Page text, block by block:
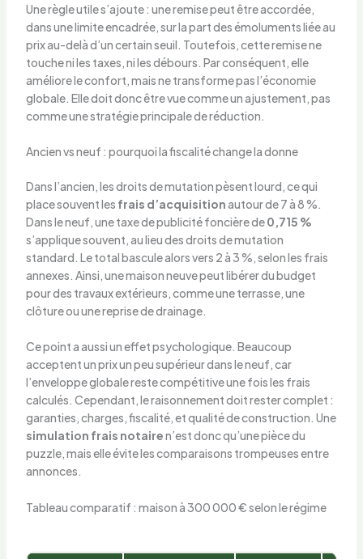
Une règle utile s’ajoute : une remise peut être accordée,
dans une limite encadrée, sur la part des émoluments liée au
prix au-delà d’un certain seuil. Toutefois, cette remise ne
touche ni les taxes, ni les débours. Par conséquent, elle
améliore le confort, mais ne transforme pas l’économie
globale. Elle doit donc être vue comme un ajustement, pas
comme une stratégie principale de réduction.
Ancien vs neuf : pourquoi la fiscalité change la donne
Dans l’ancien, les droits de mutation pèsent lourd, ce qui
place souvent les frais d’acquisitionautour de 7 à 8 %.
Dans le neuf, une taxe de publicité foncière de0,715 %
s’applique souvent, au lieu des droits de mutation
standard. Le total bascule alors vers 2 à 3 %, selon les frais
annexes. Ainsi, une maison neuve peut libérer du budget
pour des travaux extérieurs, comme une terrasse, une
clôture ou une reprise de drainage.
Ce point a aussi un effet psychologique. Beaucoup
acceptent un prix un peu supérieur dans le neuf, car
l’enveloppe globale reste compétitive une fois les frais
calculés. Cependant, le raisonnement doit rester complet :
garanties, charges, fiscalité, et qualité de construction. Une
simulation frais notairen’est donc qu’une pièce du
puzzle, mais elle évite les comparaisons trompeuses entre
annonces.
Tableau comparatif : maison à 300 000 € selon le régime